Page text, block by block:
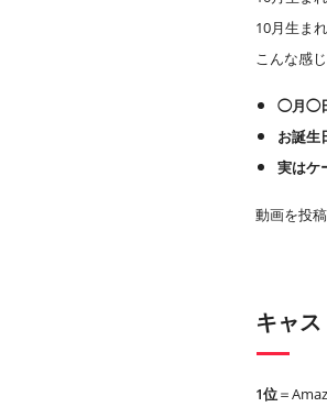
10月生ま
こんな感
◯月◯
お誕生
実はケ
動画を投
キャ
1位＝